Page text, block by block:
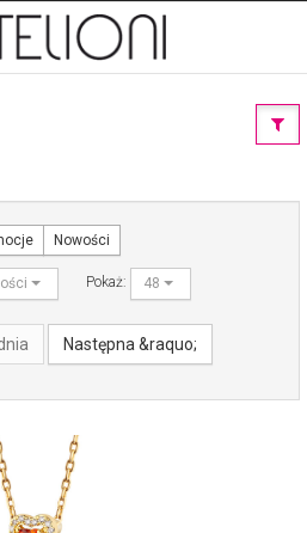
Nowości
Pokaż: 48
Następna &raquo;